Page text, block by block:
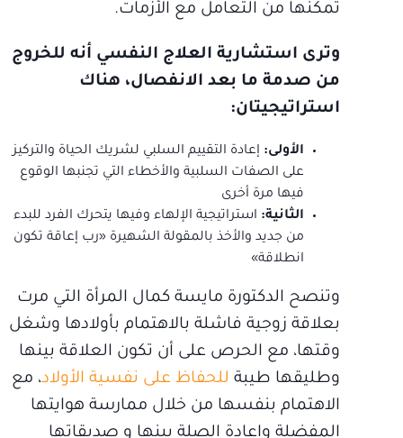
تمكنها من التعامل مع الأزمات.
وترى استشارية العلاج النفسي أنه للخروج
من صدمة ما بعد الانفصال، هناك
استراتيجيتان:
الأولى: إعادة التقييم السلبي لشريك الحياة والتركيز
على الصفات السلبية والأخطاء التي تجنبها الوقوع
فيها مرة أخرى
الثانية: استراتيجية الإلهاء وفيها يتحرك الفرد للبدء
من جديد والأخذ بالمقولة الشهيرة «رب إعاقة تكون
انطلاقة»
وتنصح الدكتورة مايسة كمال المرأة التي مرت
بعلاقة زوجية فاشلة بالاهتمام بأولادها وشغل
وقتها، مع الحرص على أن تكون العلاقة بينها
وطليقها طيبة للحفاظ على نفسية الأولاد، مع
الاهتمام بنفسها من خلال ممارسة هوايتها
المفضلة وإعادة الصلة بينها و صديقاتها